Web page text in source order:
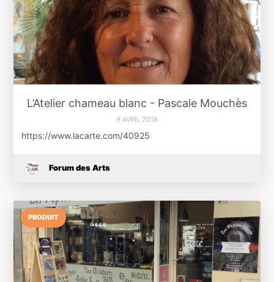
L’Atelier chameau blanc - Pascale Mouchès
9 AVRIL 2018
https://www.lacarte.com/40925
Forum des Arts
PRODUIT